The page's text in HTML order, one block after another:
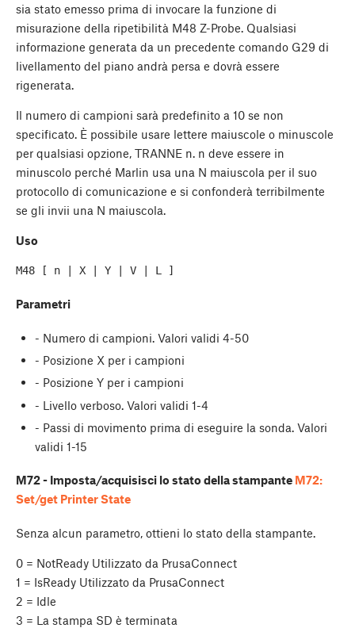
sia stato emesso prima di invocare la funzione di
misurazione della ripetibilità M48 Z-Probe. Qualsiasi
informazione generata da un precedente comando G29 di
livellamento del piano andrà persa e dovrà essere
rigenerata.
Il numero di campioni sarà predefinito a 10 se non
specificato. È possibile usare lettere maiuscole o minuscole
per qualsiasi opzione, TRANNE n. n deve essere in
minuscolo perché Marlin usa una N maiuscola per il suo
protocollo di comunicazione e si confonderà terribilmente
se gli invii una N maiuscola.
Uso
Parametri
- Numero di campioni. Valori validi 4-50
- Posizione X per i campioni
- Posizione Y per i campioni
- Livello verboso. Valori validi 1-4
- Passi di movimento prima di eseguire la sonda. Valori
validi 1-15
M72 - Imposta/acquisisci lo stato della stampante M72:
Set/get Printer State
Senza alcun parametro, ottieni lo stato della stampante.
0 = NotReady Utilizzato da PrusaConnect
1 = IsReady Utilizzato da PrusaConnect
2 = Idle
3 = La stampa SD è terminata